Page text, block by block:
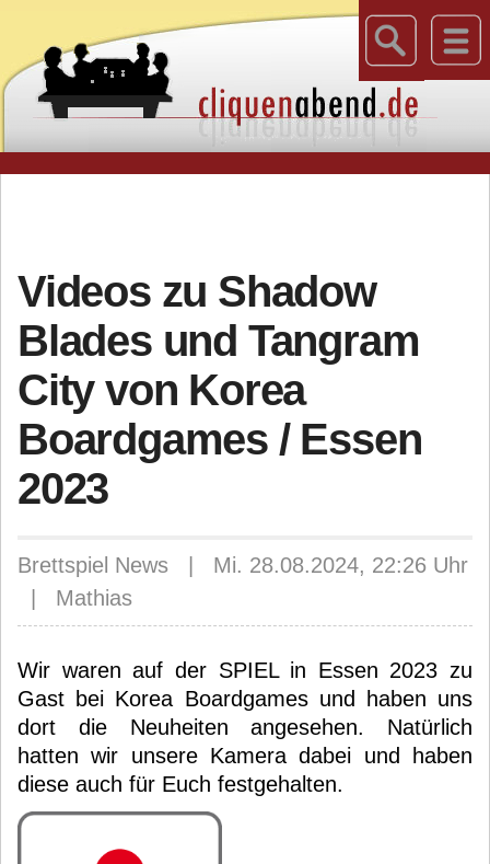
Videos zu Shadow
Blades und Tangram
City von Korea
Boardgames / Essen
2023
Brettspiel News | Mi. 28.08.2024, 22:26 Uhr
| Mathias
Wir waren auf der SPIEL in Essen 2023 zu
Gast bei Korea Boardgames und haben uns
dort die Neuheiten angesehen. Natürlich
hatten wir unsere Kamera dabei und haben
diese auch für Euch festgehalten.